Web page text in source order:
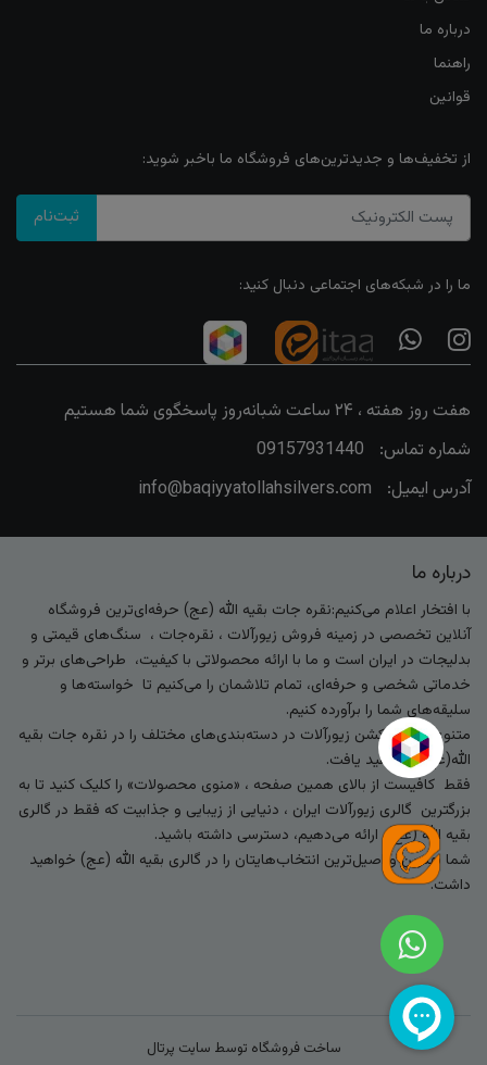
درباره ما
راهنما
قوانین
از تخفیف‌ها و جدیدترین‌های فروشگاه ما باخبر شوید:
ثبت‌نام
ما را در شبکه‌های اجتماعی دنبال کنید:
هفت روز هفته ، ۲۴ ساعت شبانه‌روز پاسخگوی شما هستیم
شماره تماس:
09157931440
آدرس ایمیل:
info@baqiyyatollahsilvers.com
درباره ما
با افتخار اعلام می‌کنیم:نقره جات بقیه الله (عج) حرفه‌ای‌ترین فروشگاه
آنلاین تخصصی در زمینه فروش زیورآلات ، نقره‌جات ، سنگ‌های قیمتی و
بدلیجات در ایران است و ما با ارائه محصولاتی با کیفیت، طراحی‌های برتر و
خدماتی شخصی و حرفه‌ای، تمام تلاشمان را می‌کنیم تا خواسته‌ها و
سلیقه‌های شما را برآورده کنیم.
متنوع‌ترین کالکشن زیورآلات در دسته‌بندی‌های مختلف را در نقره جات بقیه
الله(عج) خواهید یافت.
فقط کافیست از بالای همین صفحه ، «منوی محصولات» را کلیک کنید تا به
بزرگترین گالری زیورآلات ایران ، دنیایی از زیبایی و جذابیت که فقط در گالری
بقیه الله (عج) ارائه می‌دهیم، دسترسی داشته باشید.
شما بهترین و اصیل‌ترین انتخاب‌هایتان را در گالری بقیه الله (عج) خواهید
داشت.
ساخت فروشگاه توسط سایت پرتال